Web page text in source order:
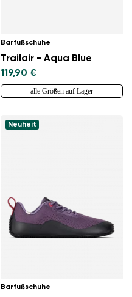
Barfußschuhe
Trailair - Aqua Blue
119,90 €
alle Größen auf Lager
Neuheit
Barfußschuhe